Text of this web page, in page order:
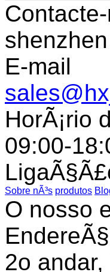
E-mail
HorÃ¡rio
09:00-
Sobre nÃ³s produtos
O nosso
2o